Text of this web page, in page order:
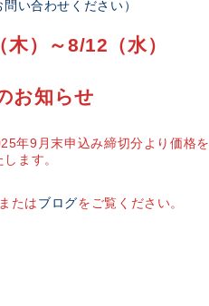
い合わせください）
）～8/12（水）
お知らせ
年9月末申込み締切分より価格を
ます。
またはブログをご覧ください。